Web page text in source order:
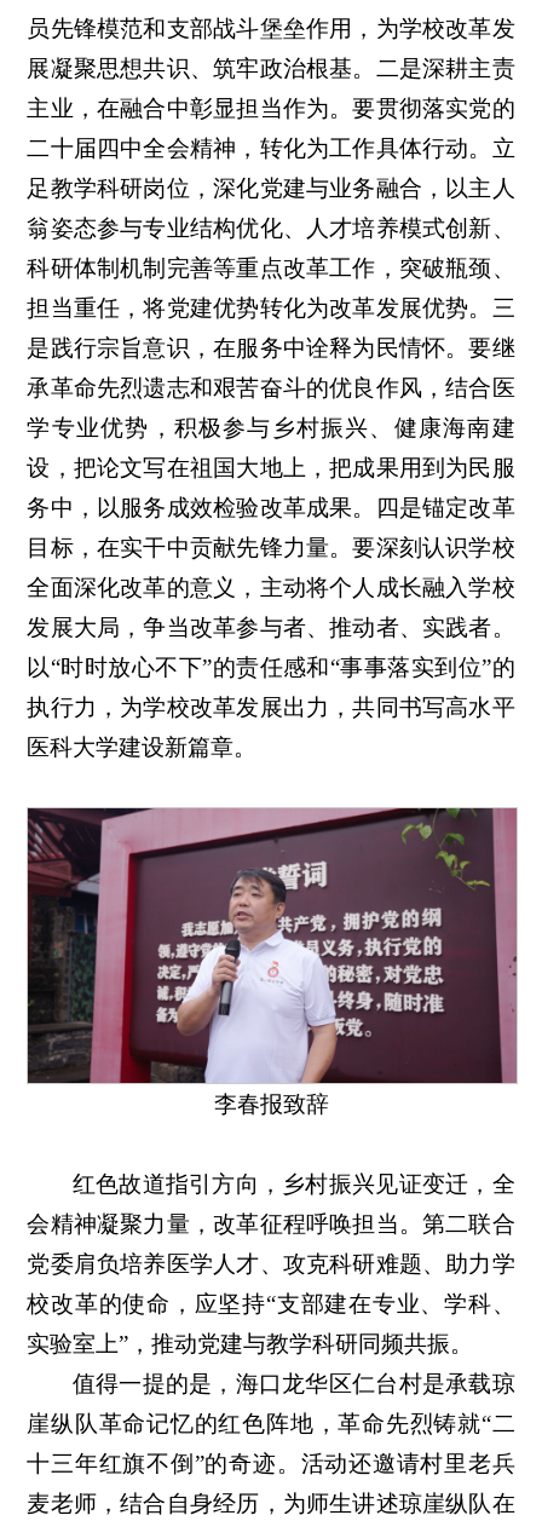
员先锋模范和支部战斗堡垒作用，为学校改革发
展凝聚思想共识、筑牢政治根基。二是深耕主责
主业，在融合中彰显担当作为。要贯彻落实党的
二十届四中全会精神，转化为工作具体行动。立
足教学科研岗位，深化党建与业务融合，以主人
翁姿态参与专业结构优化、人才培养模式创新、
科研体制机制完善等重点改革工作，突破瓶颈、
担当重任，将党建优势转化为改革发展优势。三
是践行宗旨意识，在服务中诠释为民情怀。要继
承革命先烈遗志和艰苦奋斗的优良作风，结合医
学专业优势，积极参与乡村振兴、健康海南建
设，把论文写在祖国大地上，把成果用到为民服
务中，以服务成效检验改革成果。四是锚定改革
目标，在实干中贡献先锋力量。要深刻认识学校
全面深化改革的意义，主动将个人成长融入学校
发展大局，争当改革参与者、推动者、实践者。
以“时时放心不下”的责任感和“事事落实到位”的
执行力，为学校改革发展出力，共同书写高水平
医科大学建设新篇章。
李春报致辞
红色故道指引方向，乡村振兴见证变迁，全
会精神凝聚力量，改革征程呼唤担当。第二联合
党委肩负培养医学人才、攻克科研难题、助力学
校改革的使命，应坚持“支部建在专业、学科、
实验室上”，推动党建与教学科研同频共振。
值得一提的是，海口龙华区仁台村是承载琼
崖纵队革命记忆的红色阵地，革命先烈铸就“二
十三年红旗不倒”的奇迹。活动还邀请村里老兵
麦老师，结合自身经历，为师生讲述琼崖纵队在